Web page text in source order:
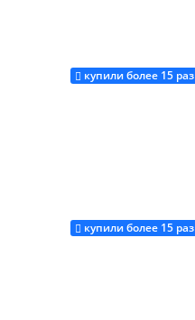
Купить
купили более 15 раз
Купить
купили более 15 раз